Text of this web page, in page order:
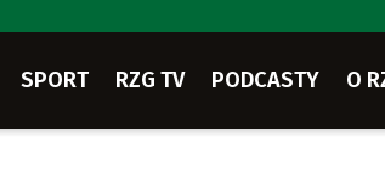
SPORT RZG TV PODCASTY O